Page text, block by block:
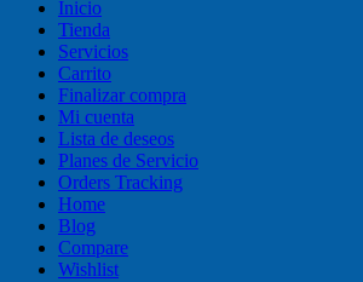
Inicio
Tienda
Servicios
Carrito
Finalizar compra
Mi cuenta
Lista de deseos
Planes de Servicio
Orders Tracking
Home
Blog
Compare
Wishlist